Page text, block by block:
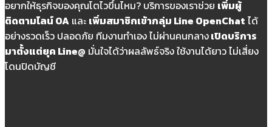
อยากให้ธุรกิจของคุณโตไวขึ้นไหม? บริการของเราช่วย เพิ่มผู้
ติดตามไลน์ OA และ เพิ่มสมาชิกเข้ากลุ่ม Line OpenChat ได้
อย่างรวดเร็ว ปลอดภัย ทีมงานทำเอง ไม่ผ่านคนกลางเปิดบริการ
มาตั้งแต่ยุค Line@ มั่นใจได้ว่าผลลัพธ์จริง ใช้งานได้ยาว ไม่เสี่ยง
โดนปิดบัญชี